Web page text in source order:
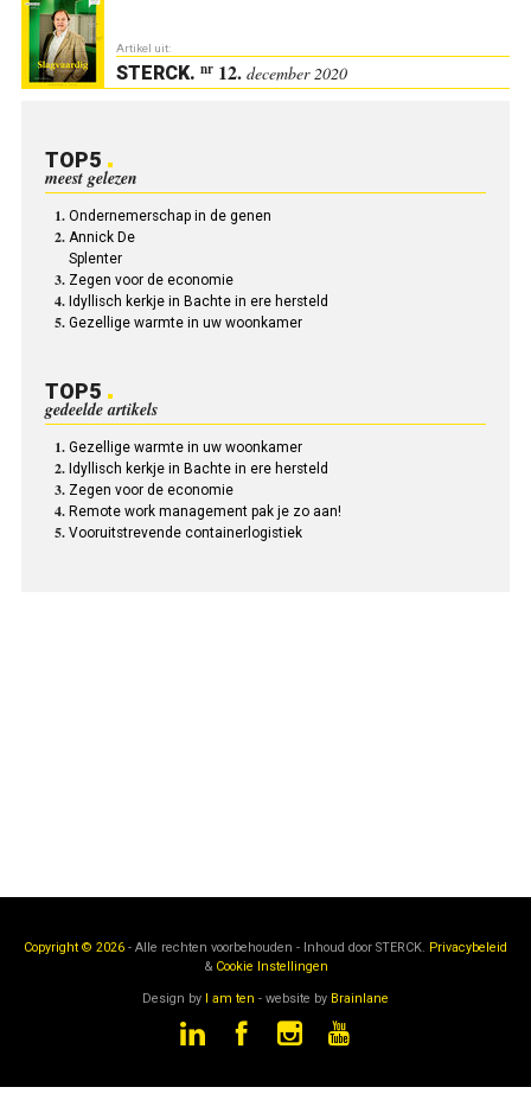
Artikel uit:
STERCK. nr12. december 2020
TOP5
meest gelezen
Ondernemerschap in de genen
Annick De
Splenter
Zegen voor de economie
Idyllisch kerkje in Bachte in ere hersteld
Gezellige warmte in uw woonkamer
TOP5
gedeelde artikels
Gezellige warmte in uw woonkamer
Idyllisch kerkje in Bachte in ere hersteld
Zegen voor de economie
Remote work management pak je zo aan!
Vooruitstrevende containerlogistiek
Copyright © 2026 - Alle rechten voorbehouden - Inhoud door STERCK. Privacybeleid
& Cookie Instellingen
Design by I am ten - website by Brainlane